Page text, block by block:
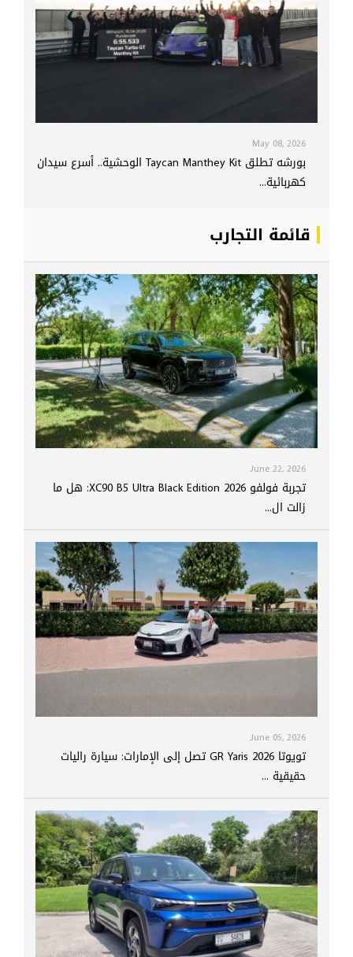
May 08, 2026
بورشه تطلق Taycan Manthey Kit الوحشية.. أسرع سيدان
كهربائية...
قائمة التجارب
June 22, 2026
تجربة فولفو XC90 B5 Ultra Black Edition 2026: هل ما
زالت ال...
June 05, 2026
تويوتا GR Yaris 2026 تصل إلى الإمارات: سيارة راليات
حقيقية ...